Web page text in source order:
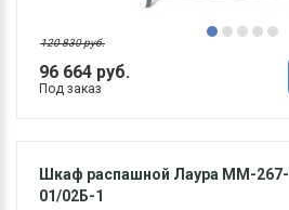
96 664 руб.
120 830 руб.
Под заказ
Шкаф распашной Лаура ММ-267-
01/02Б-1